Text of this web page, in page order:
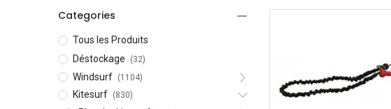
Categories
Tous les Produits
Déstockage
(32)
Windsurf (1104)
Kitesurf (830)